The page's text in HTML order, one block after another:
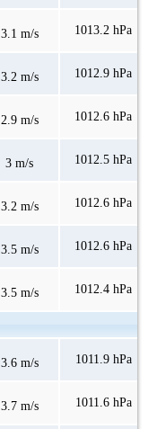
3.1 m/s 1013.2 hPa
3.2 m/s 1012.9 hPa
2.9 m/s 1012.6 hPa
3 m/s 1012.5 hPa
3.2 m/s 1012.6 hPa
3.5 m/s 1012.6 hPa
3.5 m/s 1012.4 hPa
3.6 m/s 1011.9 hPa
3.7 m/s 1011.6 hPa